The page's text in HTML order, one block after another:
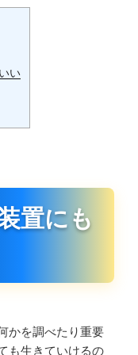
い
置にも
かを調べたり重要
も生きていけるの